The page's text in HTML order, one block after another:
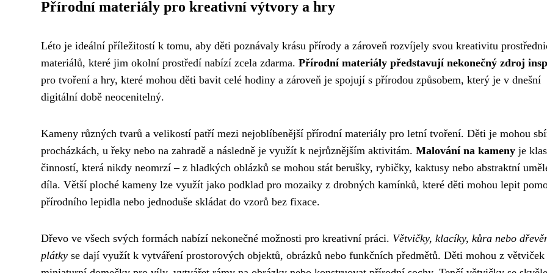
Přírodní materiály pro kreativní výtvory a hry
Léto je ideální příležitostí k tomu, aby děti poznávaly krásu přírody a zároveň rozvíjely svou kreativitu
materiálů, které jim okolní prostředí nabízí zcela zdarma. Přírodní materiály představují nekonečný zdroj
pro tvoření a hry, které mohou děti bavit celé hodiny a zároveň je spojují s přírodou způsobem, který je v dnešní
digitální době neocenitelný.
Kameny různých tvarů a velikostí patří mezi nejoblíbenější přírodní materiály pro letní tvoření. Děti je mohou
procházkách, u řeky nebo na zahradě a následně je využít k nejrůznějším aktivitám. Malování na kameny je
činností, která nikdy neomrzí – z hladkých oblázků se mohou stát berušky, rybičky, kaktusy nebo abstraktní
díla. Větší ploché kameny lze využít jako podklad pro mozaiky z drobných kamínků, které děti mohou lepit
přírodního lepidla nebo jednoduše skládat do vzorů bez fixace.
Dřevo ve všech svých formách nabízí nekonečné možnosti pro kreativní práci. Větvičky, klacíky, kůra nebo
plátky se dají využít k vytváření prostorových objektů, obrázků nebo funkčních předmětů. Děti mohou z větviček